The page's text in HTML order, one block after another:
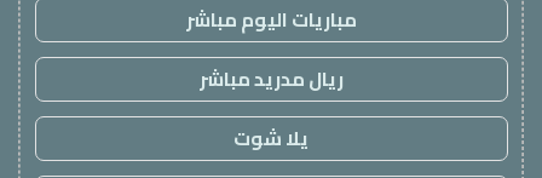
مباريات اليوم مباشر
ريال مدريد مباشر
يلا شوت